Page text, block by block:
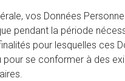
vos Données
pendant la période
pour lesquelles ces
se conformer à des